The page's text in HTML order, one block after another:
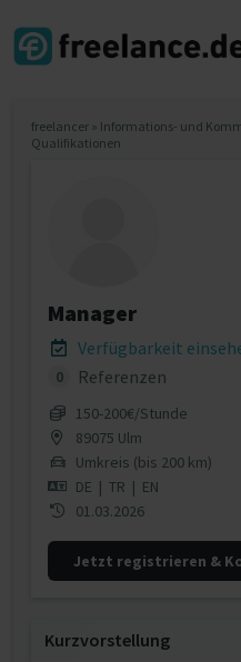
freelancer » Informations- und
Qualifikationen
Manager
Verfügbarkeit
0 Referenzen
150‐200€/Stunde
89075 Ulm
Umkreis (bis 200 km)
DE | TR | EN
01.03.2026
Jetzt registrieren &
Kurzvorstellung